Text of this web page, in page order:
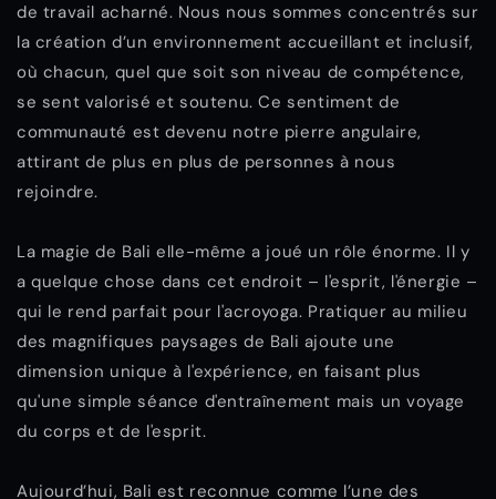
de travail acharné. Nous nous sommes concentrés sur
la création d’un environnement accueillant et inclusif,
où chacun, quel que soit son niveau de compétence,
se sent valorisé et soutenu. Ce sentiment de
communauté est devenu notre pierre angulaire,
attirant de plus en plus de personnes à nous
rejoindre.
La magie de Bali elle-même a joué un rôle énorme. Il y
a quelque chose dans cet endroit – l'esprit, l'énergie –
qui le rend parfait pour l'acroyoga. Pratiquer au milieu
des magnifiques paysages de Bali ajoute une
dimension unique à l'expérience, en faisant plus
qu'une simple séance d'entraînement mais un voyage
du corps et de l'esprit.
Aujourd’hui, Bali est reconnue comme l’une des